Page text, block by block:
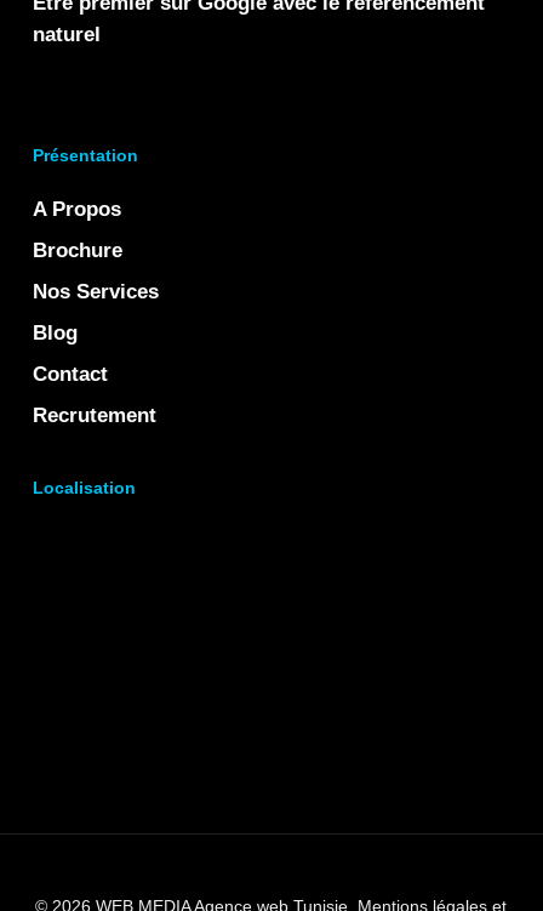
naturel
Présentation
A Propos
Brochure
Nos Services
Blog
Contact
Recrutement
Localisation
© 2026 WEB MEDIA Agence web Tunisie. Mentions légales et